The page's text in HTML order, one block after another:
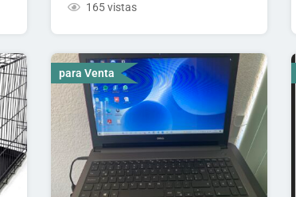
165 vistas
para Venta